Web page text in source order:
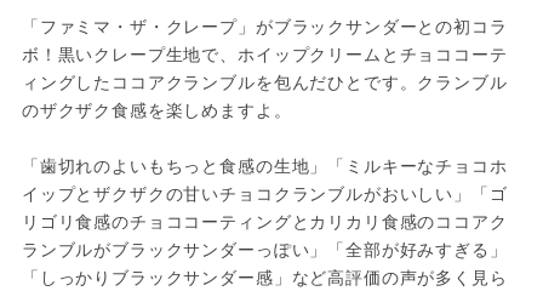
「ファミマ・ザ・クレープ」がブラックサンダーとの初コラ
ボ！黒いクレープ生地で、ホイップクリームとチョココーテ
ィングしたココアクランブルを包んだひとです。クランブル
のザクザク食感を楽しめますよ。
「歯切れのよいもちっと食感の生地」「ミルキーなチョコホ
イップとザクザクの甘いチョコクランブルがおいしい」「ゴ
リゴリ食感のチョココーティングとカリカリ食感のココアク
ランブルがブラックサンダーっぽい」「全部が好みすぎる」
「しっかりブラックサンダー感」など高評価の声が多く見ら